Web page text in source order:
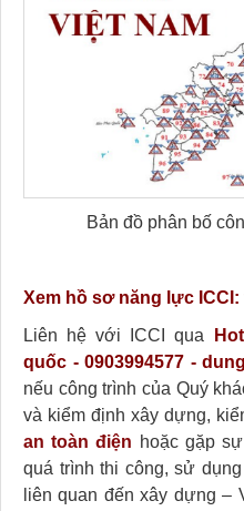
Bản đồ phân bố
Xem hồ sơ năng lực ICCI:
Liên hệ với ICCI qua
quốc - 0903994577 -
nếu công trình của Quý
và kiểm định xây dựng,
an toàn điện hoặc gặp
quá trình thi công, sử
liên quan đến xây dựng